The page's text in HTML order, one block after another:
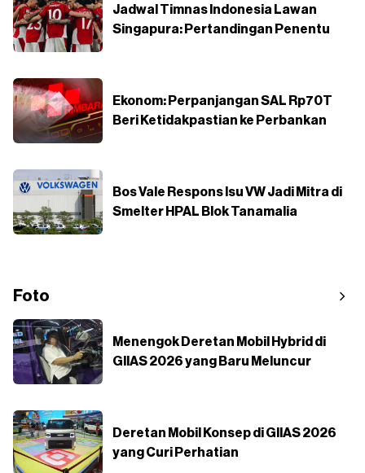
Jadwal Timnas Indonesia Lawan
Singapura: Pertandingan Penentu
Ekonom: Perpanjangan SAL Rp70T
Beri Ketidakpastian ke Perbankan
Bos Vale Respons Isu VW Jadi Mitra di
Smelter HPAL Blok Tanamalia
Foto
Menengok Deretan Mobil Hybrid di
GIIAS 2026 yang Baru Meluncur
Deretan Mobil Konsep di GIIAS 2026
yang Curi Perhatian